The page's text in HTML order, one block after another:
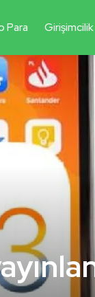
Para Girişimcilik